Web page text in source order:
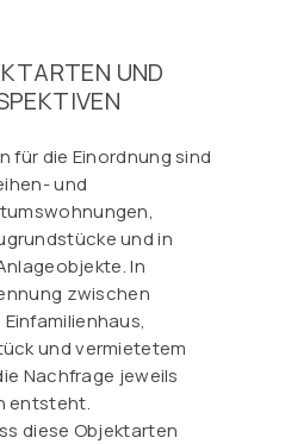
UND
für die Einordnung sind
und
und in
In
zwischen
und vermietetem
Nachfrage jeweils
entsteht.
diese Objektarten